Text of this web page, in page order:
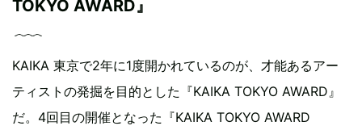
TOKYO AWARD』
KAIKA 東京で2年に1度開かれているのが、才能あるアー
ティストの発掘を目的とした『KAIKA TOKYO AWARD』
だ。4回目の開催となった『KAIKA TOKYO AWARD